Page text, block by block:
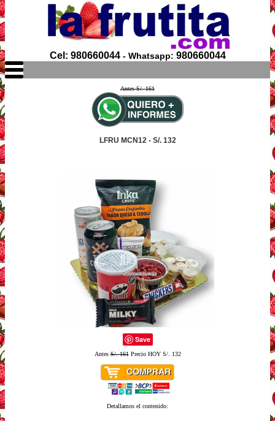
Cel: 980660044- Whatsapp: 980660044
Antes S/. 161
LFRU MCN12 - S/. 132
Save
AntesS/. 161Precio HOY S/. 132
Detallamos el contenido: